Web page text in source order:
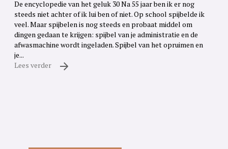
De encyclopedie van het geluk 30 Na 55 jaar ben ik er nog
steeds niet achter of ik lui ben of niet. Op school spijbelde ik
veel. Maar spijbelen is nog steeds en probaat middel om
dingen gedaan te krijgen: spijbel van je administratie en de
afwasmachine wordt ingeladen. Spijbel van het opruimen en
je...
Lees verder